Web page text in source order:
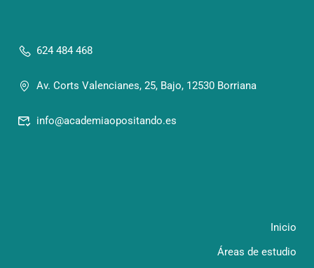
624 484 468
Av. Corts Valencianes, 25, Bajo, 12530 Borriana
info@academiaopositando.es
Inicio
Áreas de estudio